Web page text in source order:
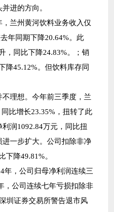
进的方向。
兰州黄河饮料业务收入仅
年同期下降20.64%。此
，同比下降24.83%。；销
降45.12%。但饮料库存同
理想。今年前三季度，兰
比增长23.35%，扭转了此
润1092.84万元，同比扭
一步扩大。公司扣除非净
下降49.81%。
年，公司归母净利润连续三
，公司连续七年亏损扣除非
圳证券交易所警告退市风